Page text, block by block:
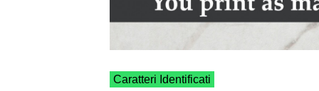
Caratteri Identificati